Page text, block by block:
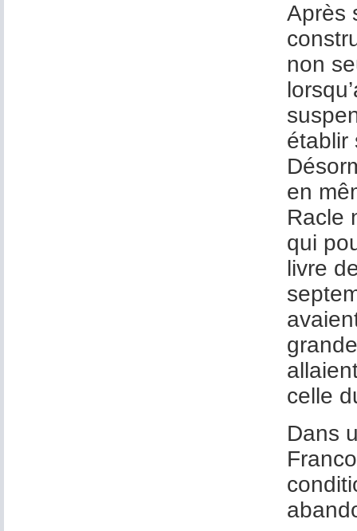
Après
non
établir
en
Racle
qui
livre
celle
Dans